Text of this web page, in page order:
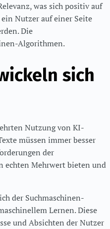
was sich positiv auf
Nutzer auf einer Seite
Die
Algorithmen.
sich
Nutzung von KI-
müssen immer besser
der
echten Mehrwert bieten und
der Suchmaschinen-
Lernen. Diese
und Absichten der Nutzer